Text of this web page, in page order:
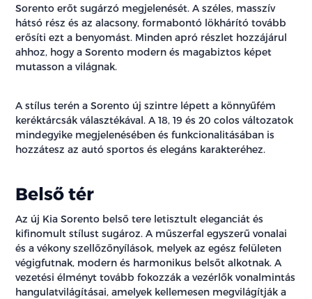
Sorento erőt sugárzó megjelenését. A széles, masszív
hátsó rész és az alacsony, formabontó lökhárító tovább
erősíti ezt a benyomást. Minden apró részlet hozzájárul
ahhoz, hogy a Sorento modern és magabiztos képet
mutasson a világnak.
A stílus terén a Sorento új szintre lépett a könnyűfém
keréktárcsák választékával. A 18, 19 és 20 colos változatok
mindegyike megjelenésében és funkcionalitásában is
hozzátesz az autó sportos és elegáns karakteréhez.
Belső tér
Az új Kia Sorento belső tere letisztult eleganciát és
kifinomult stílust sugároz. A műszerfal egyszerű vonalai
és a vékony szellőzőnyílások, melyek az egész felületen
végigfutnak, modern és harmonikus belsőt alkotnak. A
vezetési élményt tovább fokozzák a vezérlők vonalmintás
hangulatvilágításai, amelyek kellemesen megvilágítják a